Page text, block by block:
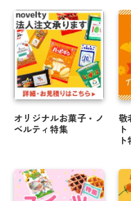
オリジナルお菓子・ノ
ベルティ特集
敬